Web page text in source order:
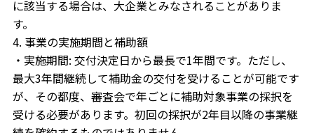
に該当する場合は、大企業とみなされることがありま
す。
4. 事業の実施期間と補助額
・実施期間: 交付決定日から最長で1年間です。ただし、
最大3年間継続して補助金の交付を受けることが可能です
が、その都度、審査会で年ごとに補助対象事業の採択を
受ける必要があります。初回の採択が2年目以降の事業継